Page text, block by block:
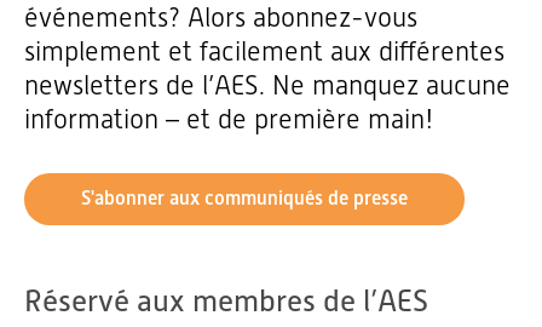
événements? Alors abonnez-vous
simplement et facilement aux différentes
newsletters de l’AES. Ne manquez aucune
information – et de première main!
S'abonner aux communiqués de presse
Réservé aux membres de l’AES